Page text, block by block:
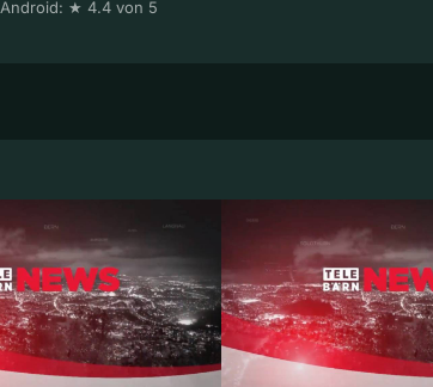
Android: ★ 4.4 von 5